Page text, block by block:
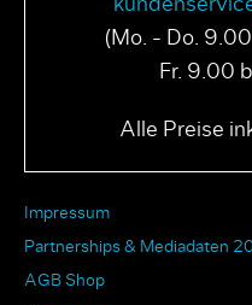
(Mo. - Do.
Fr. 9.00
Alle Preise
Impressum
Partnerships & Mediadaten
AGB Shop